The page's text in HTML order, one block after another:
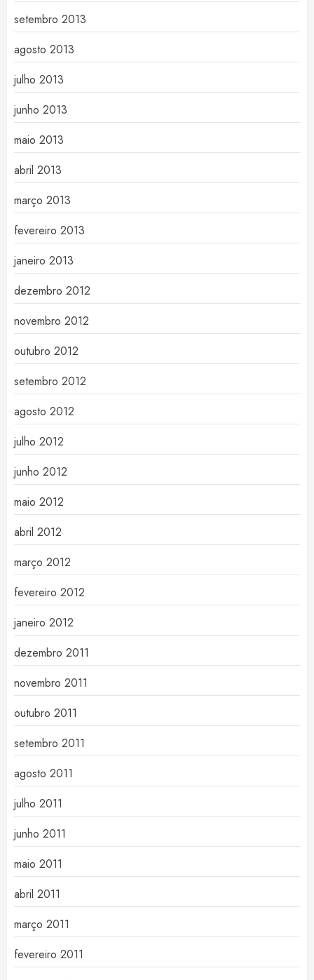
setembro 2013
agosto 2013
julho 2013
junho 2013
maio 2013
abril 2013
março 2013
fevereiro 2013
janeiro 2013
dezembro 2012
novembro 2012
outubro 2012
setembro 2012
agosto 2012
julho 2012
junho 2012
maio 2012
abril 2012
março 2012
fevereiro 2012
janeiro 2012
dezembro 2011
novembro 2011
outubro 2011
setembro 2011
agosto 2011
julho 2011
junho 2011
maio 2011
abril 2011
março 2011
fevereiro 2011